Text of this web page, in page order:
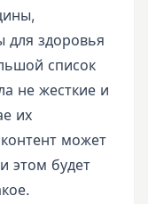
для здоровья
список
не жесткие и
их
может
этом будет